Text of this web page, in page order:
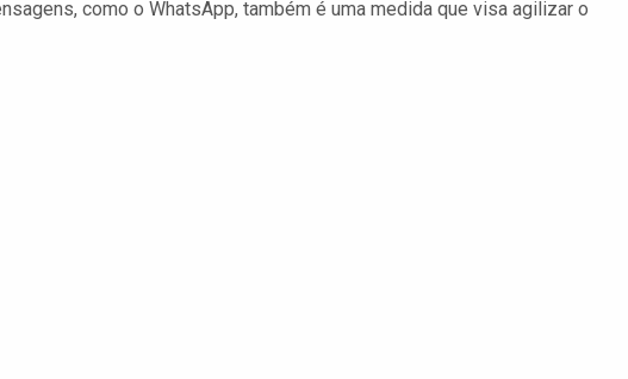
como o WhatsApp, também é uma medida que visa agilizar o